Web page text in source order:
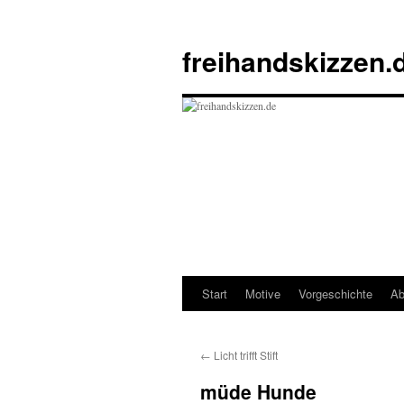
springen
Start Motive Vorgeschichte
← Licht trifft Stift
müde Hunde